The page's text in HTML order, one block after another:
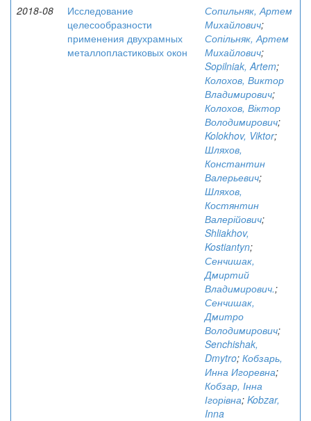
2018-08
Исследование
целесообразности
применения двухрамных
металлопластиковых окон
Сопильняк, Артем
Михайлович;
Сопільняк, Артем
Михайлович;
Sopilniak, Artem;
Колохов, Виктор
Владимирович;
Колохов, Віктор
Володимирович;
Kolokhov, Viktor;
Шляхов,
Константин
Валерьевич;
Шляхов,
Костянтин
Валерійович;
Shliakhov,
Kostiantyn;
Сенчишак,
Дмиртий
Владимирович.;
Сенчишак,
Дмитро
Володимирович;
Senchishak,
Dmytro; Кобзарь,
Инна Игоревна;
Кобзар, Інна
Ігорівна; Kobzar,
Inna